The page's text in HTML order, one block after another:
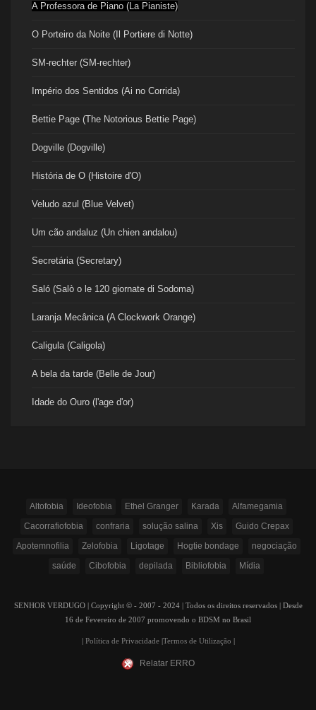
A Professora de Piano (La Pianiste)
O Porteiro da Noite (Il Portiere di Notte)
SM-rechter (SM-rechter)
Império dos Sentidos (Ai no Corrida)
Bettie Page (The Notorious Bettie Page)
Dogville (Dogville)
História de O (Histoire d'O)
Veludo azul (Blue Velvet)
Um cão andaluz (Un chien andalou)
Secretária (Secretary)
Saló (Salò o le 120 giornate di Sodoma)
Laranja Mecânica (A Clockwork Orange)
Caligula (Caligola)
A bela da tarde (Belle de Jour)
Idade do Ouro (l'age d'or)
Altofobia Ideofobia Ethel Granger Karada
Alfamegamia
Cacorrafiofobia
confraria solução salina Xis
Guido Crepax
Apotemnofilia
Zelofobia Ligotage Hogtie bondage
negociação
saúde
Cibofobia depilada Bibliofobia Mídia
SENHOR VERDUGO | Copyright © - 2007 - 2024 | Todos os direitos reservados | Desde
16 de Fevereiro de 2007 promovendo o BDSM no Brasil
Política de Privacidade| Termos de Utilização
Relatar ERRO